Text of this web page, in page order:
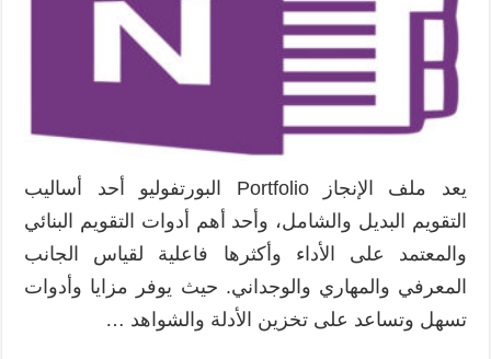
خدمات
السحابية
مغلقة
يعد ملف الإنجاز Portfolio البورتفوليو أحد أساليب
التقويم البديل والشامل، وأحد أهم أدوات التقويم البنائي
والمعتمد على الأداء وأكثرها فاعلية لقياس الجانب
المعرفي والمهاري والوجداني. حيث يوفر مزايا وأدوات
تسهل وتساعد على تخزين الأدلة والشواهد …